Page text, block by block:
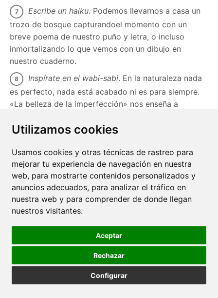
Utilizamos cookies
Usamos cookies y otras técnicas de rastreo para
mejorar tu experiencia de navegación en nuestra
web, para mostrarte contenidos personalizados y
anuncios adecuados, para analizar el tráfico en
nuestra web y para comprender de donde llegan
nuestros visitantes.
Aceptar
Rechazar
Configurar
Escribe un haiku. Podemos llevarnos a casa un
trozo de bosque capturandoel momento con un
breve poema de nuestro puño y letra, o incluso
inmortalizando lo que vemos con un dibujo en
nuestro cuaderno.
Inspírate en el wabi-sabi. En la naturaleza nada
es perfecto, nada está acabado ni es para siempre.
«La belleza de la imperfección» nos enseña a
oportunidad de crecimiento.
paseo por la naturaleza, pero también en una pausa
de la jornada laboral, una infusión de hojas del
bosque nos devolverá la vitalidad, además de
favorecer la atención plena.
Siente el yugen
conexión profunda de ser uno con la naturaleza a
través de la meditación, tanto si estás sentado o
tendido como si eres consciente de cada paso.
Formas parte del universo y el universo eres tú.
Anna Sólyom, facilitadora de cambios vitales